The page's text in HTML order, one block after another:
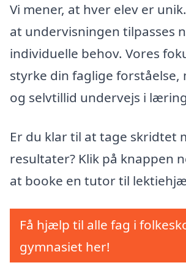
Vi mener, at hver elev er
at undervisningen tilpasses
individuelle behov. Vores
styrke din faglige forståelse,
og selvtillid undervejs i
Er du klar til at tage skridtet
resultater? Klik på knappen
at booke en tutor til
Få hjælp til alle fag i
gymnasiet her!